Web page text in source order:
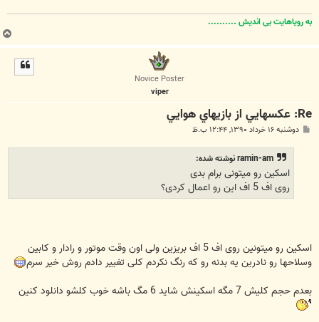
به رویاهایت بی اندیش ..........
ب
ا
Novice Poster
viper
Re: عکسهايي از بازيهاي هوايي
پ دوشنبه ۱۶ خرداد ۱۳۹۰, ۱۲:۴۴ ب.ظ
ramin-am نوشته شده:
اسکین رو میتونی برام بدی
روی اف 5 اف این رو اعمال کردی؟
اسکین رو میتونین روی اف 5 اف بریزین ولی اون وقت موتور و رادار و کابین
وسلاحها رو نادرین یه بدنه رو که رنگ نکردم کلی تغییر دادم روش خیر سرم
بعدم حجم کلیش 7 مگه اسکینش شاید 6 مگ باشه خوب کلشو دانلود کنین